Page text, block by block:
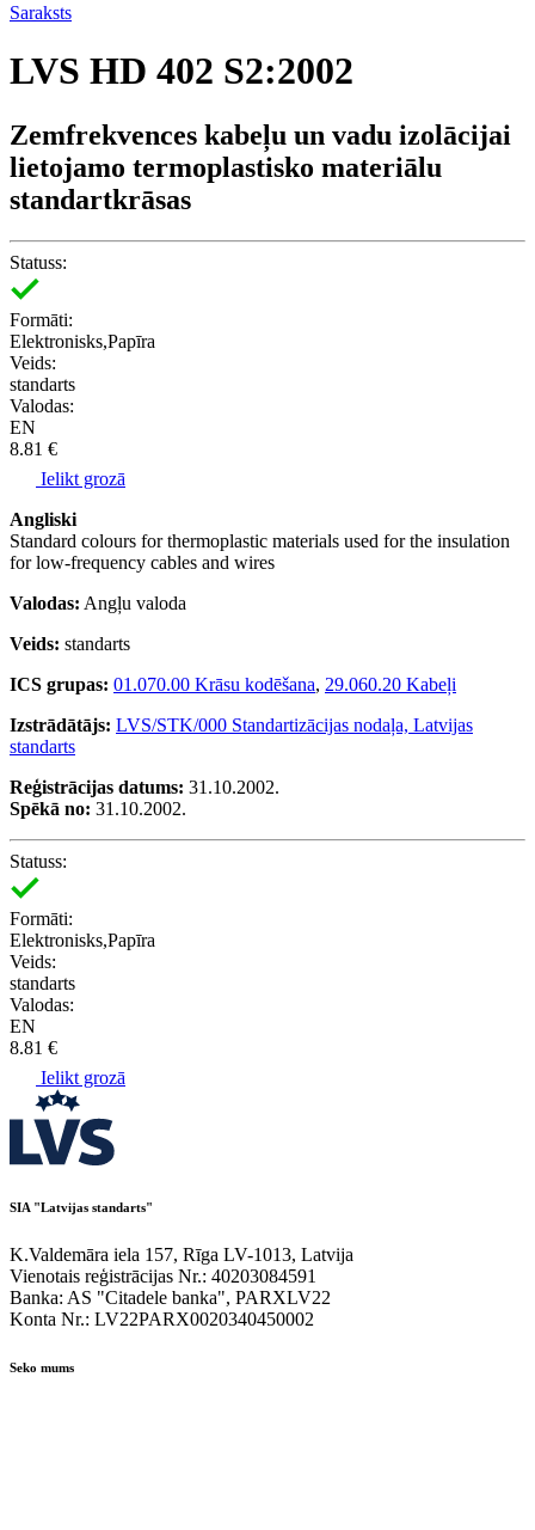
Saraksts
LVS HD 402 S2:2002
Zemfrekvences kabeļu un vadu izolācijai
lietojamo termoplastisko materiālu
standartkrāsas
Statuss:
Formāti:
Elektronisks,Papīra
Veids:
standarts
Valodas:
EN
8.81 €
Ielikt grozā
Angliski
Standard colours for thermoplastic materials used for the insulation
for low-frequency cables and wires
Valodas: Angļu valoda
Veids: standarts
ICS grupas: 01.070.00 Krāsu kodēšana, 29.060.20 Kabeļi
Izstrādātājs: LVS/STK/000 Standartizācijas nodaļa, Latvijas
standarts
Reģistrācijas datums: 31.10.2002.
Spēkā no: 31.10.2002.
Statuss:
Formāti:
Elektronisks,Papīra
Veids:
standarts
Valodas:
EN
8.81 €
Ielikt grozā
SIA "Latvijas standarts"
K.Valdemāra iela 157, Rīga LV-1013, Latvija
Vienotais reģistrācijas Nr.: 40203084591
Banka: AS "Citadele banka", PARXLV22
Konta Nr.: LV22PARX0020340450002
Seko mums